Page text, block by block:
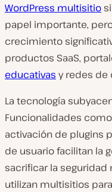
WordPress multisitio
papel importante,
crecimiento
productos SaaS,
educativas y redes de
La tecnología
Funcionalidades
activación de plugins
de usuario facilitan la
sacrificar la seguridad
utilizan multisitios